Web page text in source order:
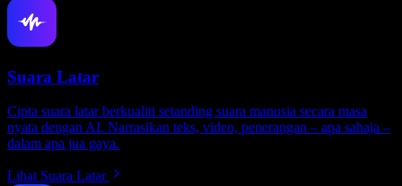
Suara Latar
Cipta suara latar berkualiti setanding suara manusia secara masa
nyata dengan AI. Narrasikan teks, video, penerangan – apa sahaja –
dalam apa jua gaya.
Lihat Suara Latar